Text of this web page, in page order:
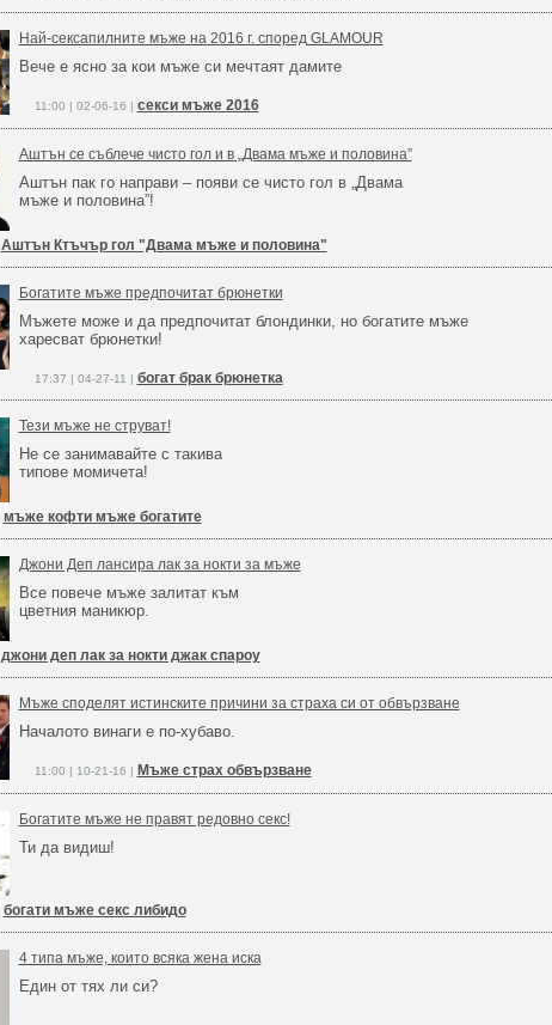
Най-сексапилните мъже на 2016 г. според GLAMOUR
Вече е ясно за кои мъже си мечтаят дамите
11:00 | 02-06-16 | секси мъже 2016
Аштън се съблече чисто гол и в „Двама мъже и половина”
Аштън пак го направи – появи се чисто гол в „Двама
мъже и половина”!
Аштън Ктъчър гол "Двама мъже и половина"
Богатите мъже предпочитат брюнетки
Мъжете може и да предпочитат блондинки, но богатите мъже
харесват брюнетки!
17:37 | 04-27-11 | богат брак брюнетка
Тези мъже не струват!
Не се занимавайте с такива
типове момичета!
мъже кофти мъже богатите
Джони Деп лансира лак за нокти за мъже
Все повече мъже залитат към
цветния маникюр.
джони деп лак за нокти джак спароу
Мъже споделят истинските причини за страха си от обвързване
Началото винаги е по-хубаво.
11:00 | 10-21-16 | Мъже страх обвързване
Богатите мъже не правят редовно секс!
Ти да видиш!
богати мъже секс либидо
4 типа мъже, които всяка жена иска
Един от тях ли си?